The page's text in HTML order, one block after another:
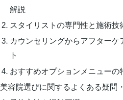
解説
スタイリストの専門性と施術
カウンセリングからアフター
ト
おすすめオプションメニュー
美容院選びに関するよくある疑問